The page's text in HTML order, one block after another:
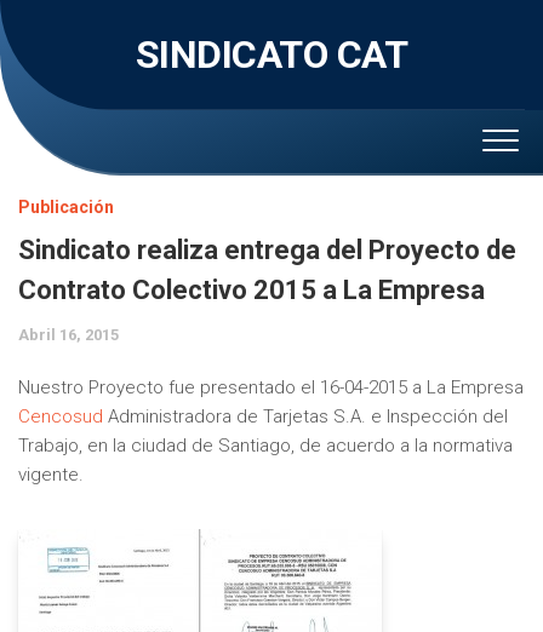
Skip
to
content
SINDICATO CAT
Publicación
Sindicato realiza entrega del Proyecto de
Contrato Colectivo 2015 a La Empresa
Abril 16, 2015
Nuestro Proyecto fue presentado el 16-04-2015 a La Empresa
Cencosud Administradora de Tarjetas S.A. e Inspección del
Trabajo, en la ciudad de Santiago, de acuerdo a la normativa
vigente.